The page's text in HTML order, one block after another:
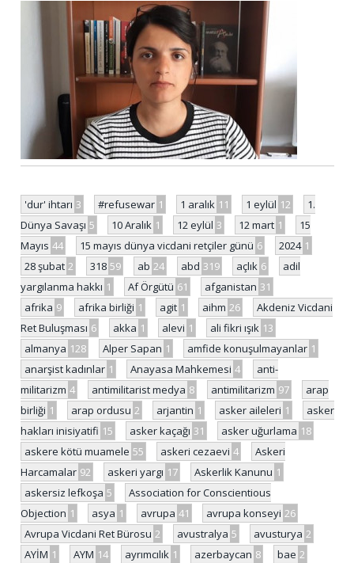
'dur' ihtarı 3 #refusewar 1 1 aralık 11 1 eylül 12
1.
Dünya Savaşı 5 10 Aralık 1 12 eylül 3 12 mart 1
15
Mayıs 44 15 mayıs dünya vicdani retçiler günü 6 2024 1
28 şubat 2 318 59 ab 24 abd 319 açlık 6
adil
yargılanma hakkı 1 Af Örgütü 61 afganistan 31
afrika 9 afrika birliği 1 agit 1 aihm 26
Akdeniz Vicdani
Ret Buluşması 6 akka 1 alevi 1 ali fikri ışık 13
almanya 128 Alper Sapan 1 amfide konuşulmayanlar 1
anarşist kadınlar 1 Anayasa Mahkemesi 4
anti-
militarizm 4 antimilitarist medya 8 antimilitarizm 97
arap
birliği 1 arap ordusu 2 arjantin 1 asker aileleri 1
asker
hakları inisiyatifi 15 asker kaçağı 31 asker uğurlama 18
askere kötü muamele 55 askeri cezaevi 4
Askeri
Harcamalar 92 askeri yargı 17 Askerlik Kanunu 1
askersiz lefkoşa 5
Association for Conscientious
Objection 1 asya 1 avrupa 41 avrupa konseyi 26
Avrupa Vicdani Ret Bürosu 2 avustralya 5 avusturya 2
AYİM 1 AYM 14 ayrımcılık 1 azerbaycan 8 bae 2